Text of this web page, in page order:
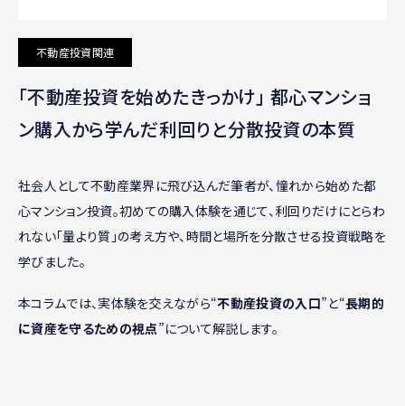
不動産投資関連
｢不動産投資を始めたきっかけ｣ 都心マンショ
ン購入から学んだ利回りと分散投資の本質
社会人として不動産業界に飛び込んだ筆者が、憧れから始めた都
心マンション投資。初めての購入体験を通じて、利回りだけにとらわ
れない「量より質」の考え方や、時間と場所を分散させる投資戦略を
学びました。
本コラムでは、実体験を交えながら“不動産投資の入口”と“長期的
に資産を守るための視点”について解説します。